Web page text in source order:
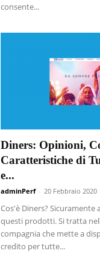
consente...
Diners: Opinioni,
Caratteristiche di
e...
adminPerf - 20 Febbraio 2020
Cos'è Diners?
questi prodotti. Si tratta
compagnia che mette a
credito per tutte...